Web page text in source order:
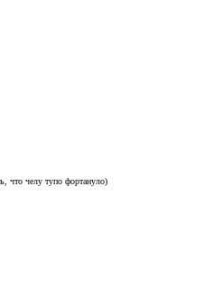
что челу тупо фортануло)